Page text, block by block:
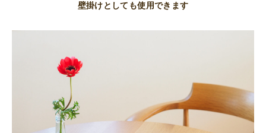
壁掛けとしても使用できます